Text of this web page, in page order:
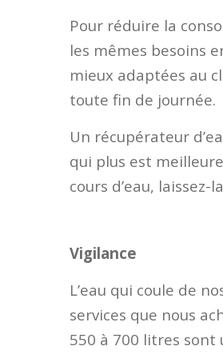
Pour réduire la
les mêmes besoins
mieux adaptées au
toute fin de journée.
Un récupérateur
qui plus est
cours d’eau,
Vigilance
L’eau qui coule de
services que nous
550 à 700 litres sont